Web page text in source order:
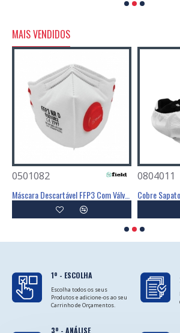
MAIS VENDIDOS
0501082 0804011
1º - ESCOLHA
Escolha todos os seus
Produtos e adicione-os ao seu
Carrinho de Orçamentos.
3º - ANÁLISE